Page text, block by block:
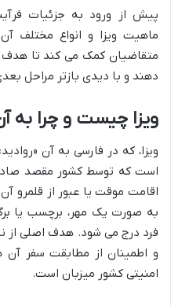
پیش از ورود به جزئیات
ماهیت ویزا و انواع مختلف
متقاضیان کمک می کند تا هدف
دهند و با دیدی بازتر مراحل
ویزا چیست و چرا به
ویزا، که در فارسی به آن
است که توسط کشور مقصد صادر
اقامت موقت یا عبور از قلمرو
به صورت یک مهر، برچسب یا
فرد درج می شود. هدف اصلی از
و اطمینان از مطابقت سفر آن
امنیتی کشور میزبان است.